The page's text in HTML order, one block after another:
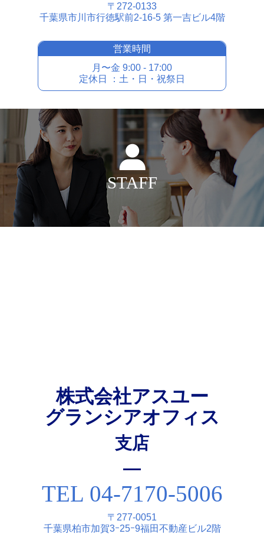
〒272-0133
千葉県市川市⾏徳駅前2-16-5 第⼀吉ビル4階
営業時間
⽉〜⾦ 9:00 - 17:00
定休⽇ ：⼟・⽇・祝祭⽇
STAFF
株式会社アスユー
グランシアオフィス
⽀店
TEL 04-7170-5006
〒277-0051
千葉県柏市加賀3ｰ25ｰ9福⽥不動産ビル2階